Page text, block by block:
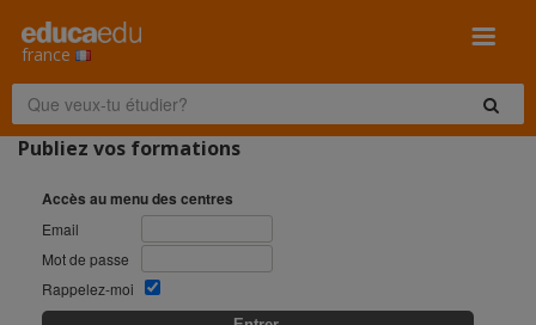
france
Publiez vos formations
Accès au menu des centres
Email
Mot de passe
Rappelez-moi